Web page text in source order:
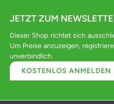
JETZT ZUM
Dieser Shop richtet sich
Um Preise anzuzeigen,
unverbindlich.
KOSTENLOS ANMELDEN